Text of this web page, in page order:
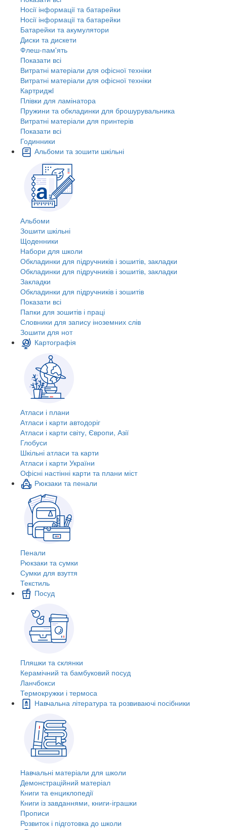
Носії інформації та батарейки
Носії інформації та батарейки
Батарейки та акумулятори
Диски та дискети
Флеш-пам'ять
Показати всі
Витратні матеріали для офісної техніки
Витратні матеріали для офісної техніки
Картриджi
Плівки для ламінатора
Пружини та обкладинки для брошурувальника
Витратні матеріали для принтерів
Показати всі
Годинники
Альбоми та зошити шкільні
Альбоми
Зошити шкільні
Щоденники
Набори для школи
Обкладинки для підручників і зошитів, закладки
Обкладинки для підручників і зошитів, закладки
Закладки
Обкладинки для підручників і зошитів
Показати всі
Папки для зошитів і праці
Словники для запису іноземних слів
Зошити для нот
Картографія
Атласи і плани
Атласи і карти автодоріг
Атласи і карти світу, Європи, Азії
Глобуси
Шкільні атласи та карти
Атласи і карти України
Офісні настінні карти та плани міст
Рюкзаки та пенали
Пенали
Рюкзаки та сумки
Сумки для взуття
Текстиль
Посуд
Пляшки та склянки
Керамічний та бамбуковий посуд
Ланчбокси
Термокружки і термоса
Навчальна література та розвиваючі посібники
Навчальні матеріали для школи
Демонстраційний матеріал
Книги та енциклопедії
Книги із завданнями, книги-іграшки
Прописи
Розвиток і підготовка до школи